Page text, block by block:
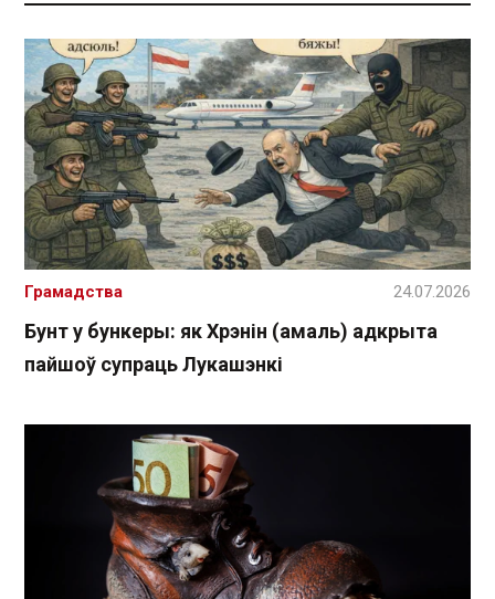
Бунт у бункеры: як Хрэнін (амаль) адкрыта
пайшоў супраць Лукашэнкі
Грамадства 24.07.2026